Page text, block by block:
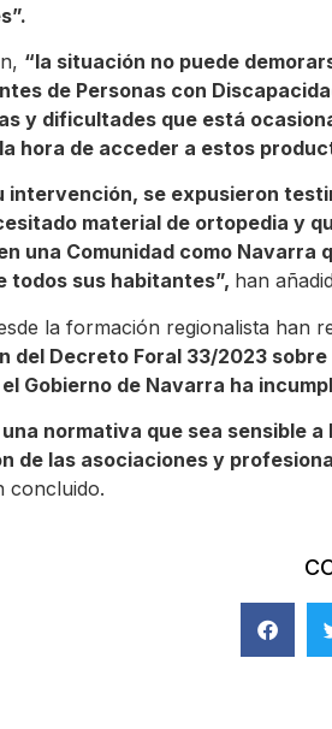
“la situación no puede
de Personas con
y dificultades que está
hora de acceder a estos
intervención, se expusieron
material de ortopedia y
una Comunidad como Navarra
todos sus habitantes”, han
la formación regionalista han
del Decreto Foral 33/2023
Gobierno de Navarra ha
normativa que sea sensible
de las asociaciones y
concluido.